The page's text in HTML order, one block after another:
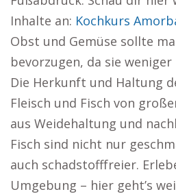
Inhalte an: Kochkurs
Obst und Gemüse sollte
bevorzugen, da sie
Die Herkunft und Haltung
Fleisch und Fisch von
aus Weidehaltung und
Fisch sind nicht nur
auch schadstofffreier.
Umgebung – hier geht’s